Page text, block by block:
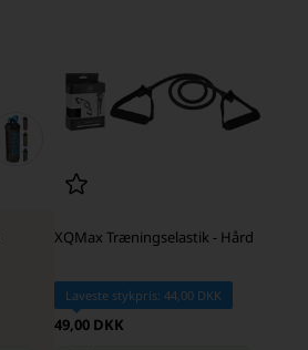
XQMax Træningselastik - Hård
Laveste stykpris: 44,00 DKK
49,00 DKK